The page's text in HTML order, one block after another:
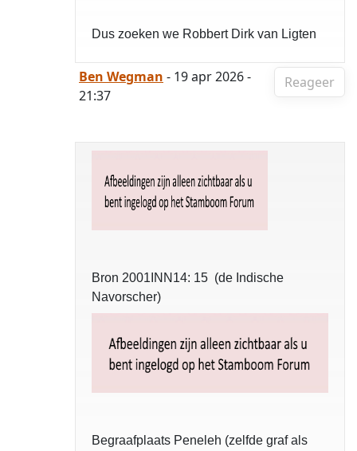
Dus zoeken we Robbert Dirk van Ligten
Reageer
Ben Wegman - 19 apr 2026 -
21:37
Bron 2001INN14: 15 (de Indische
Navorscher)
Begraafplaats Peneleh (zelfde graf als